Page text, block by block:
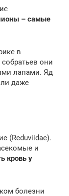
– самые
в
они
лапами. Яд
даже
(Reduviidae).
и
кровь у
болезни